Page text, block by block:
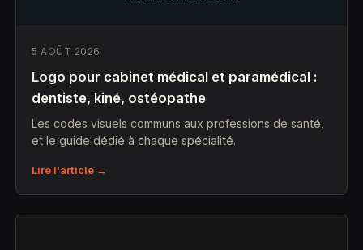
5 AOÛT 2026
Logo pour cabinet médical et paramédical :
dentiste, kiné, ostéopathe
Les codes visuels communs aux professions de santé,
et le guide dédié à chaque spécialité.
Lire l'article →